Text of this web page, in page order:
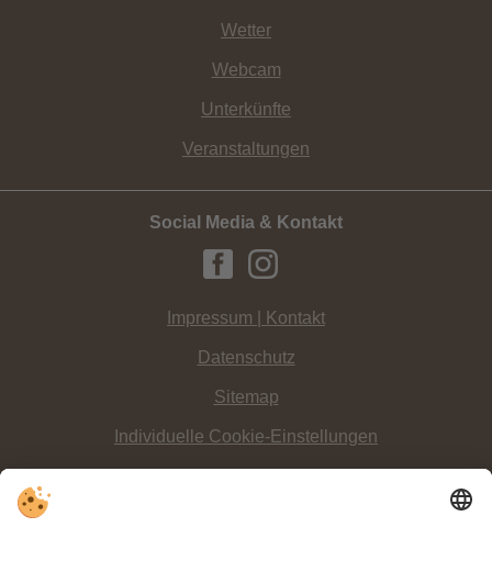
Wetter
Webcam
Unterkünfte
Veranstaltungen
Social Media & Kontakt
Impressum | Kontakt
Datenschutz
Sitemap
Individuelle Cookie-Einstellungen